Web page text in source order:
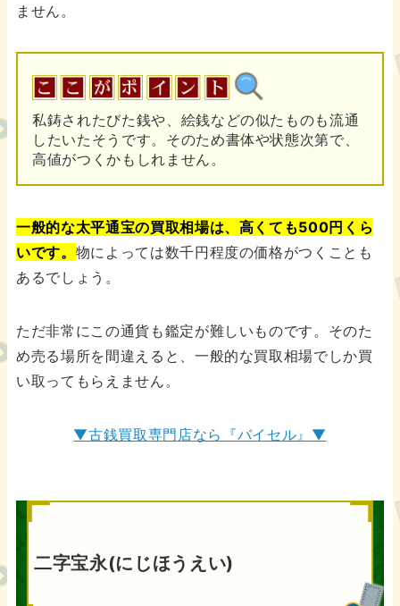
ません。
私鋳されたびた銭や、絵銭などの似たものも流通
したいたそうです。そのため書体や状態次第で、
高値がつくかもしれません。
一般的な太平通宝の買取相場は、高くても500円くら
いです。 物によっては数千円程度の価格がつくことも
あるでしょう。
ただ非常にこの通貨も鑑定が難しいものです。そのた
め売る場所を間違えると、一般的な買取相場でしか買
い取ってもらえません。
▼古銭買取専門店なら『バイセル』▼
二字宝永(にじほうえい)